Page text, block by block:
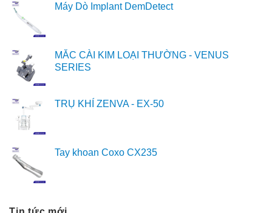
Máy Dò Implant DemDetect
MẮC CÀI KIM LOẠI THƯỜNG - VENUS
SERIES
TRỤ KHÍ ZENVA - EX-50
Tay khoan Coxo CX235